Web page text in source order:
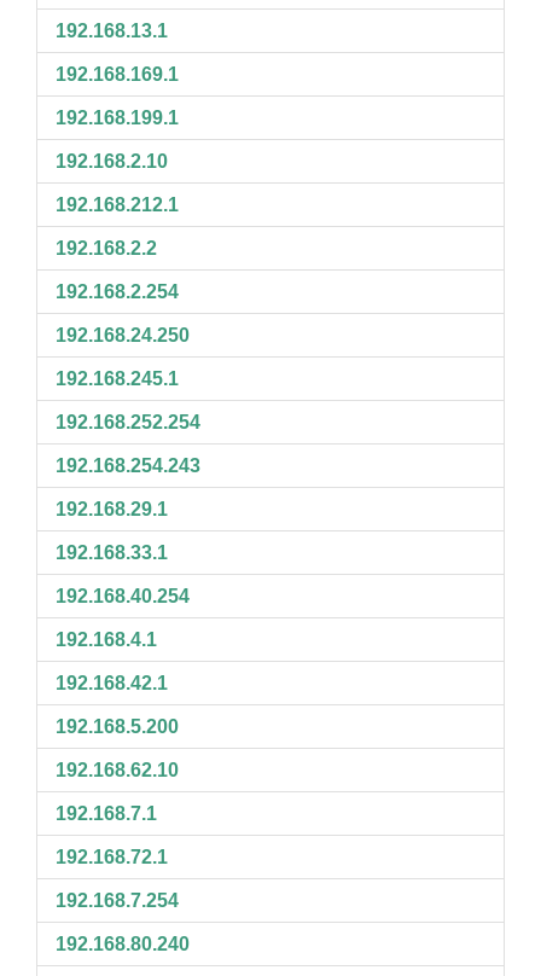
192.168.13.1
192.168.169.1
192.168.199.1
192.168.2.10
192.168.212.1
192.168.2.2
192.168.2.254
192.168.24.250
192.168.245.1
192.168.252.254
192.168.254.243
192.168.29.1
192.168.33.1
192.168.40.254
192.168.4.1
192.168.42.1
192.168.5.200
192.168.62.10
192.168.7.1
192.168.72.1
192.168.7.254
192.168.80.240